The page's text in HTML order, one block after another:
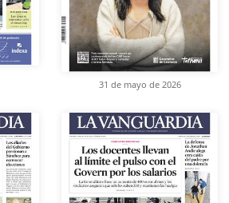
31 de mayo de 2026